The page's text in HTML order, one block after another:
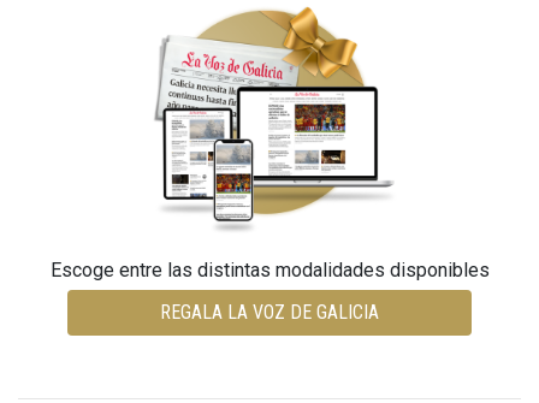
Escoge entre las distintas modalidades disponibles
REGALA LA VOZ DE GALICIA